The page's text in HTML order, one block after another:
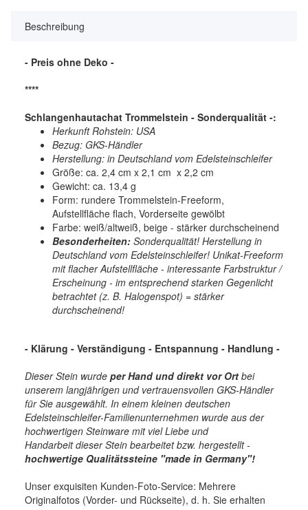
Beschreibung
- Preis ohne Deko -
****
Schlangenhautachat Trommelstein - Sonderqualität -:
Herkunft Rohstein: USA
Bezug: GKS-Händler
Herstellung: in Deutschland vom Edelsteinschleifer
Größe: ca. 2,4 cm x 2,1 cm x 2,2 cm
Gewicht: ca. 13,4 g
Form: rundere Trommelstein-Freeform,
Aufstellfläche flach, Vorderseite gewölbt
Farbe: weiß/altweiß, beige - stärker durchscheinend
Besonderheiten: Sonderqualität! Herstellung in
Deutschland vom Edelsteinschleifer! Unikat-Freeform
mit flacher Aufstellfläche - interessante Farbstruktur /
Erscheinung - im entsprechend starken Gegenlicht
betrachtet (z. B. Halogenspot) = stärker
durchscheinend!
- Klärung - Verständigung - Entspannung - Handlung -
Dieser Stein wurde per Hand und direkt vor Ort bei
unserem langjährigen und vertrauensvollen GKS-Händler
für Sie ausgewählt. In einem kleinen deutschen
Edelsteinschleifer-Familienunternehmen wurde aus der
hochwertigen Steinware mit viel Liebe und
Handarbeit dieser Stein bearbeitet bzw. hergestellt -
hochwertige Qualitätssteine "made in Germany"!
Unser exquisiten Kunden-Foto-Service: Mehrere
Originalfotos (Vorder- und Rückseite), d. h. Sie erhalten